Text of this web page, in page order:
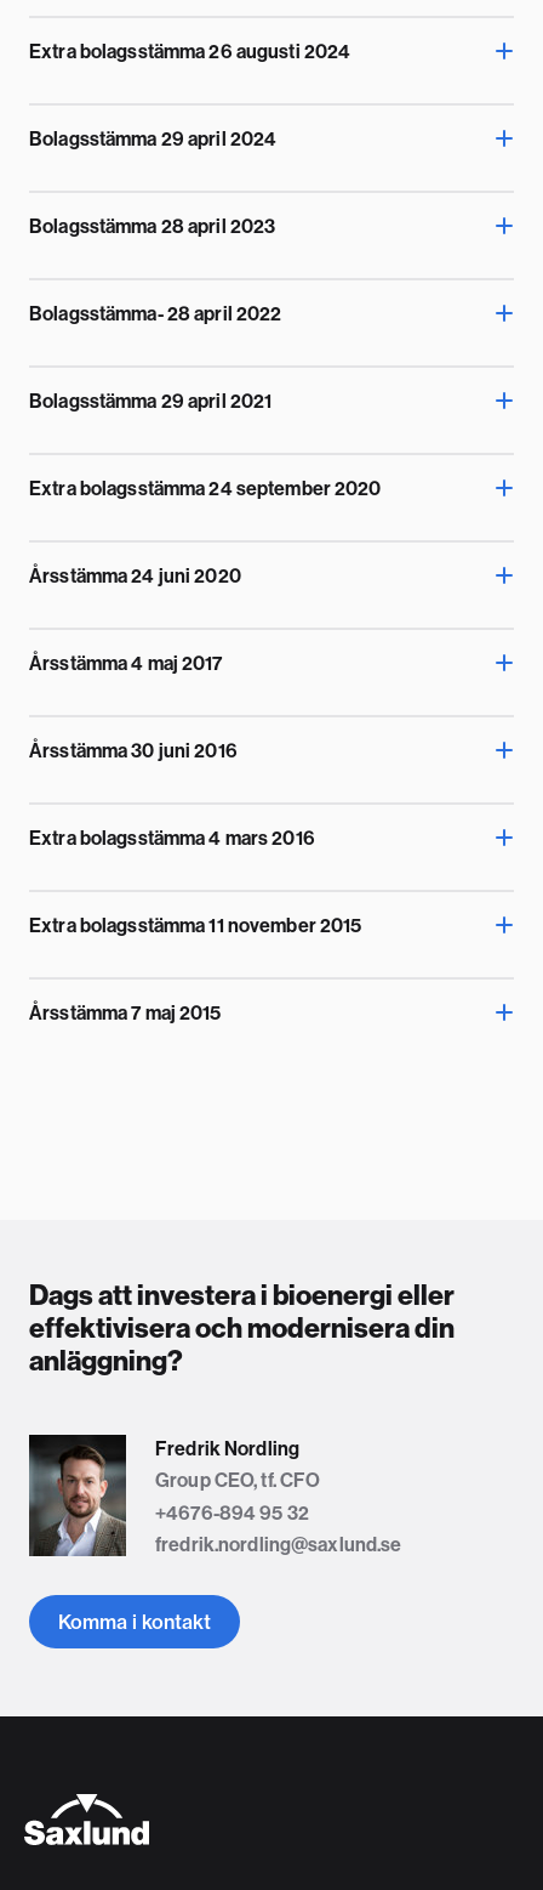
Extra bolagsstämma 26 augusti 2024
Bolagsstämma 29 april 2024
Bolagsstämma 28 april 2023
Bolagsstämma- 28 april 2022
Bolagsstämma 29 april 2021
Extra bolagsstämma 24 september 2020
Årsstämma 24 juni 2020
Årsstämma 4 maj 2017
Årsstämma 30 juni 2016
Extra bolagsstämma 4 mars 2016
Extra bolagsstämma 11 november 2015
Årsstämma 7 maj 2015
Dags att investera i bioenergi eller
effektivisera och modernisera din
anläggning?
Fredrik Nordling
Group CEO, tf. CFO
+4676-894 95 32
fredrik.nordling@saxlund.se
Komma i kontakt